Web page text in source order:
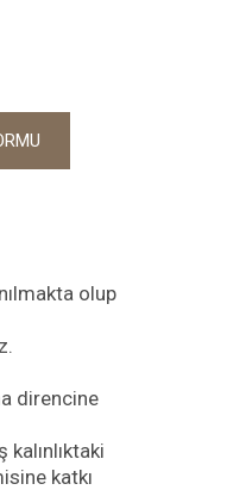
olup
direncine
katkı